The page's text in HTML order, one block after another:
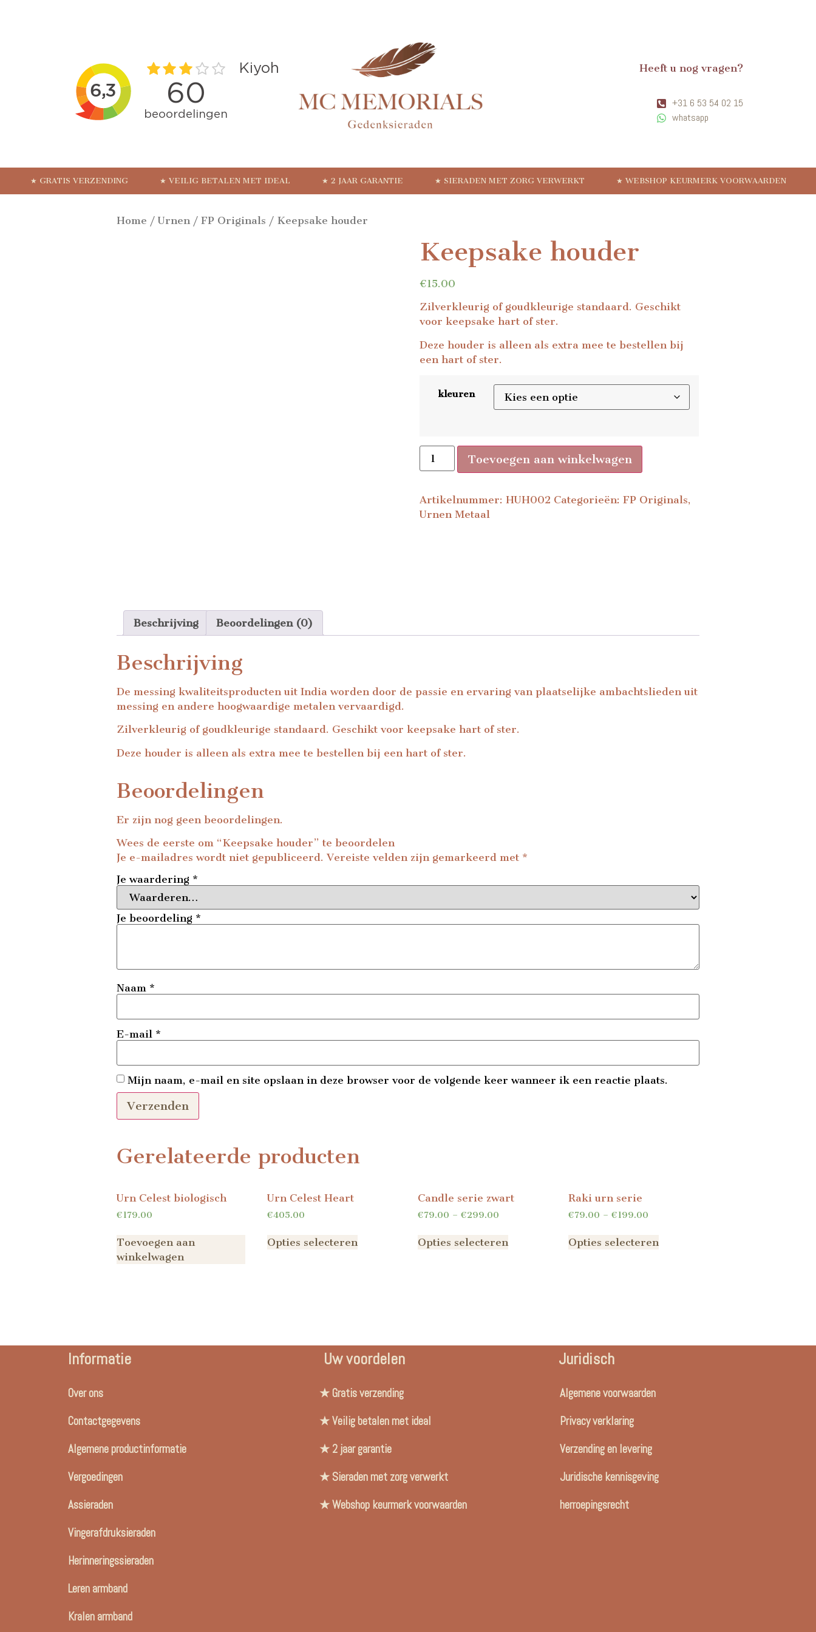
Heeft u nog vragen?
+31 6 53 54 02 15
whatsapp
★ GRATIS VERZENDING ★ VEILIG BETALEN MET IDEAL ★ 2 JAAR GARANTIE ★ SIERADEN MET ZORG VERWERKT ★ WEBSHOP KEURMERK VOORWAARDEN
Home / Urnen/ FP Originals / Keepsake houder
Keepsake houder
€15.00
Zilverkleurig of goudkleurige standaard. Geschikt
voor keepsake hart of ster.
Deze houder is alleen als extra mee te bestellen bij
een hart of ster.
kleuren
Toevoegen aan winkelwagen
Artikelnummer:HUH002 Categorieën:FP Originals,
Urnen Metaal
Beschrijving Beoordelingen (0)
Beschrijving
De messing kwaliteitsproducten uit India worden door de passie en ervaring van plaatselijke ambachtslieden uit
messing en andere hoogwaardige metalen vervaardigd.
Zilverkleurig of goudkleurige standaard. Geschikt voor keepsake hart of ster.
Deze houder is alleen als extra mee te bestellen bij een hart of ster.
Beoordelingen
Er zijn nog geen beoordelingen.
Wees de eerste om “Keepsake houder” te beoordelen
Je e-mailadres wordt niet gepubliceerd. Vereiste velden zijn gemarkeerd met *
Je waardering *
Je beoordeling *
Naam *
E-mail *
Mijn naam, e-mail en site opslaan in deze browser voor de volgende keer wanneer ik een reactie plaats.
Gerelateerde producten
Urn Celest biologisch
€179.00
Toevoegen aan
winkelwagen
Urn Celest Heart
€405.00
Opties selecteren
Candle serie zwart
€79.00 –€299.00
Opties selecteren
Raki urn serie
€79.00 –€199.00
Opties selecteren
Informatie
Over ons
Contactgegevens
Algemene productinformatie
Vergoedingen
Assieraden
Vingerafdruksieraden
Herinneringssieraden
Leren armband
Kralen armband
Uw voordelen
★ Gratis verzending
★ Veilig betalen met ideal
★ 2 jaar garantie
★ Sieraden met zorg verwerkt
★ Webshop keurmerk voorwaarden
Juridisch
Algemene voorwaarden
Privacy verklaring
Verzending en levering
Juridische kennisgeving
herroepingsrecht